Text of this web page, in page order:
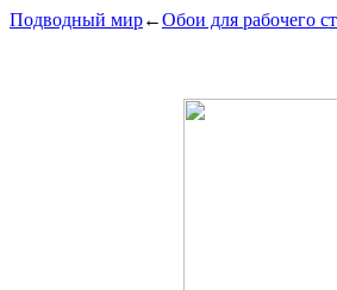
Подводный мир←Обои для рабочего